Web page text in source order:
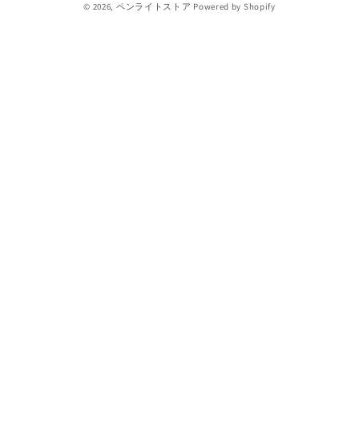
方
© 2026, ペンライトストア Powered by Shopify